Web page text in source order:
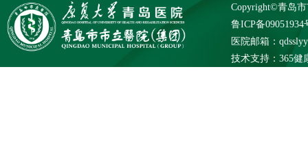
Copyright©青岛
鲁ICP备09051934
医院邮箱：
技术支持： 365健